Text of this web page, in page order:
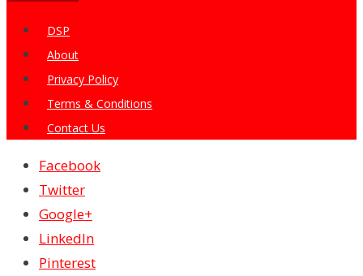
DSP
About
Privacy Policy
Terms & Conditions
Contact Us
Facebook
Twitter
Google+
LinkedIn
Pinterest